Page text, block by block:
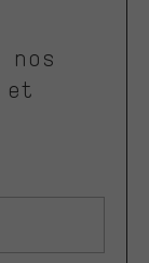
nos
et